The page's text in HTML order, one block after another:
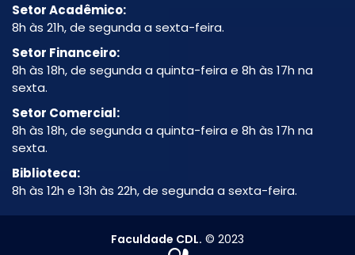
Setor Acadêmico:
8h às 21h, de segunda a sexta-feira.
Setor Financeiro:
8h às 18h, de segunda a quinta-feira e 8h às 17h na
sexta.
Setor Comercial:
8h às 18h, de segunda a quinta-feira e 8h às 17h na
sexta.
Biblioteca:
8h às 12h e 13h às 22h, de segunda a sexta-feira.
Faculdade CDL. © 2023